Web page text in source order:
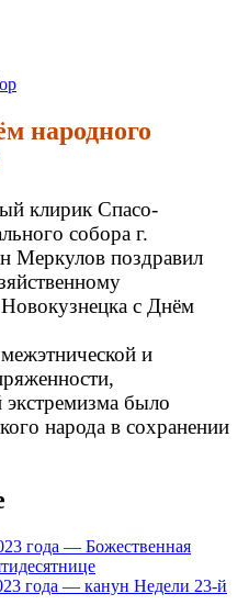
Собор Новокузнецк
народного
клирик Спасо-
собора г.
Меркулов поздравил
с Днём
и
было
народа в сохранении
года — Божественная
года — канун Недели 23-й